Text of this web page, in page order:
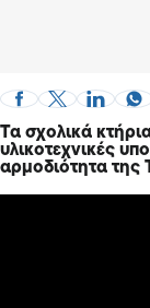
Τα σχολικά
υλικοτεχνικές
αρμοδιότητα της